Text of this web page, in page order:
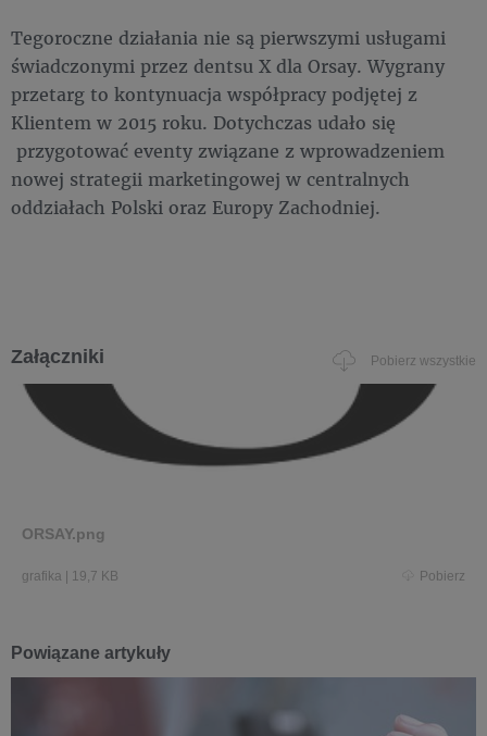
Tegoroczne działania nie są pierwszymi usługami
świadczonymi przez dentsu X dla Orsay. Wygrany
przetarg to kontynuacja współpracy podjętej z
Klientem w 2015 roku. Dotychczas udało się
przygotować eventy związane z wprowadzeniem
nowej strategii marketingowej w centralnych
oddziałach Polski oraz Europy Zachodniej.
Załączniki Pobierz wszystkie
ORSAY.png
grafika | 19,7 KB Pobierz
Powiązane artykuły